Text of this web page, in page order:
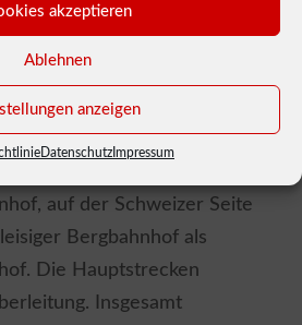
akzeptieren
Ablehnen
anzeigen
Datenschutz Impressum
2 ist eine stationäre
in der Größe von ca.
der Epoche 3
Der Bahnhof auf der
auf der Schweizer Seite
Bergbahnhof als
Die Hauptstrecken
Insgesamt